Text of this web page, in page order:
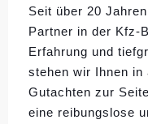
Seit über 20
Partner in der Kfz-
Erfahrung und
stehen wir Ihnen in
Gutachten zur
eine reibungslose